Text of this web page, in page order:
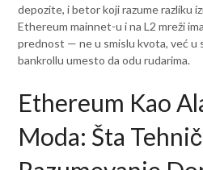
depozite, i bеtor koji razume razliku
Ethereum mainnet-u i na L2 mreži
prednost — ne u smislu kvota, već u
bankrollu umesto da odu rudarima.
Ethereum Kao
Moda: Šta